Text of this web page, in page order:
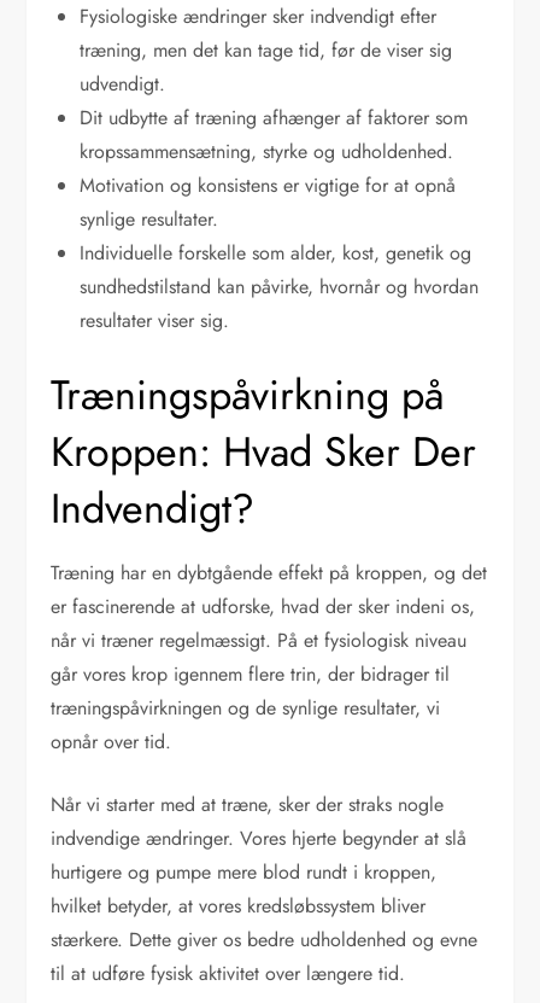
Fysiologiske ændringer sker indvendigt efter
træning, men det kan tage tid, før de viser sig
udvendigt.
Dit udbytte af træning afhænger af faktorer som
kropssammensætning, styrke og udholdenhed.
Motivation og konsistens er vigtige for at opnå
synlige resultater.
Individuelle forskelle som alder, kost, genetik og
sundhedstilstand kan påvirke, hvornår og hvordan
resultater viser sig.
Træningspåvirkning på
Kroppen: Hvad Sker Der
Indvendigt?
Træning har en dybtgående effekt på kroppen, og det
er fascinerende at udforske, hvad der sker indeni os,
når vi træner regelmæssigt. På et fysiologisk niveau
går vores krop igennem flere trin, der bidrager til
træningspåvirkningen og de synlige resultater, vi
opnår over tid.
Når vi starter med at træne, sker der straks nogle
indvendige ændringer. Vores hjerte begynder at slå
hurtigere og pumpe mere blod rundt i kroppen,
hvilket betyder, at vores kredsløbssystem bliver
stærkere. Dette giver os bedre udholdenhed og evne
til at udføre fysisk aktivitet over længere tid.